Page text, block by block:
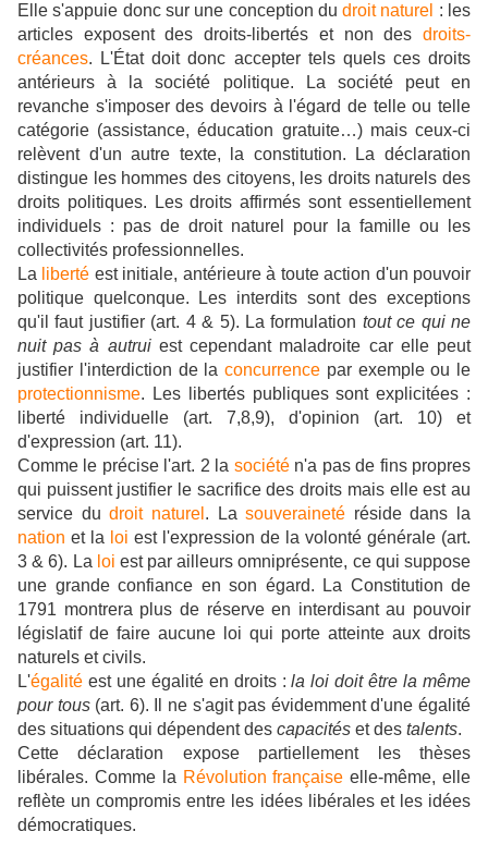
Elle s'appuie donc sur une conception dudroit naturel : les
articles exposent des droits-libertés et non des droits-
créances. L'État doit donc accepter tels quels ces droits
antérieurs à la société politique. La société peut en
revanche s'imposer des devoirs à l'égard de telle ou telle
catégorie (assistance, éducation gratuite…) mais ceux-ci
relèvent d'un autre texte, la constitution. La déclaration
distingue les hommes des citoyens, les droits naturels des
droits politiques. Les droits affirmés sont essentiellement
individuels : pas de droit naturel pour la famille ou les
collectivités professionnelles.
La liberté est initiale, antérieure à toute action d'un pouvoir
politique quelconque. Les interdits sont des exceptions
qu'il faut justifier (art. 4 & 5). La formulation tout ce qui ne
nuit pas à autruiest cependant maladroite car elle peut
justifier l'interdiction de la concurrence par exemple ou le
protectionnisme. Les libertés publiques sont explicitées :
liberté individuelle (art. 7,8,9), d'opinion (art. 10) et
d'expression (art. 11).
Comme le précise l'art. 2 la sociétén'a pas de fins propres
qui puissent justifier le sacrifice des droits mais elle est au
service dudroit naturel . Lasouveraineté réside dans la
nation et la loi est l'expression de la volonté générale (art.
3 & 6). La loi est par ailleurs omniprésente, ce qui suppose
une grande confiance en son égard. La Constitution de
1791 montrera plus de réserve en interdisant au pouvoir
législatif de faire aucune loi qui porte atteinte aux droits
naturels et civils.
L'égalité est une égalité en droits :la loi doit être la même
pour tous(art. 6). Il ne s'agit pas évidemment d'une égalité
des situations qui dépendent des capacités et des talents.
Cette déclaration expose partiellement les thèses
libérales. Comme la Révolution française elle-même, elle
reflète un compromis entre les idées libérales et les idées
démocratiques.